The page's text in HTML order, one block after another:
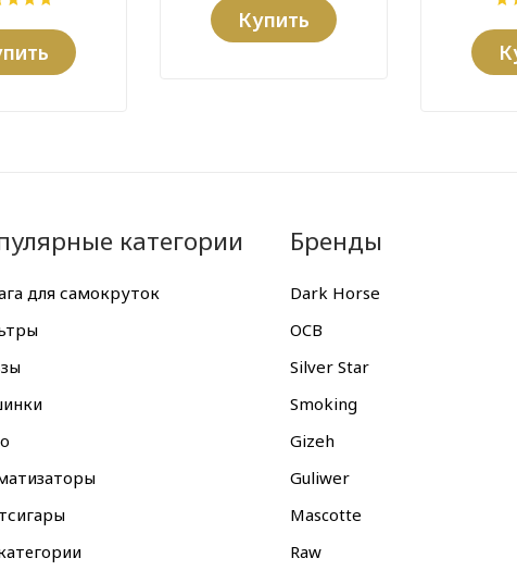
Купить
категории
для самокруток
Бренды
Dark Horse
OCB
Silver Star
Smoking
Gizeh
Guliwer
Mascotte
Raw